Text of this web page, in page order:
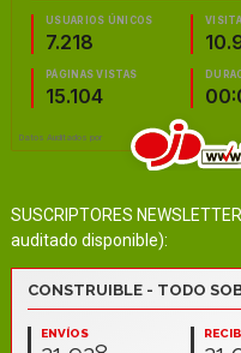
SUSCRIPTORES
auditado disponible):